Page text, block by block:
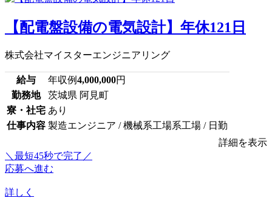
【配電盤設備の電気設計】年休121日
株式会社マイスターエンジニアリング
給与 年収例4,000,000円
勤務地
茨城県 阿見町
寮・社宅 あり
仕事内容 製造エンジニア / 機械系工場系工場 / 日勤
詳細を表示
＼最短45秒で完了／
応募へ進む
詳しく